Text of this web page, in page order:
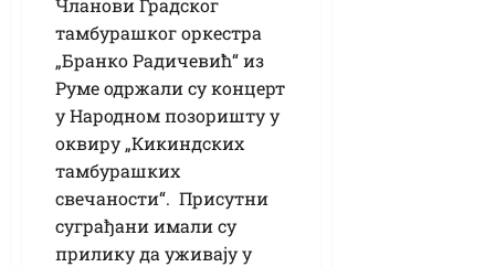
Чланови Градског
тамбурашког оркестра
„Бранко Радичевић“ из
Руме одржали су концерт
у Народном позоришту у
оквиру „Кикиндских
тамбурашких
свечаности“. Присутни
суграђани имали су
прилику да уживају у